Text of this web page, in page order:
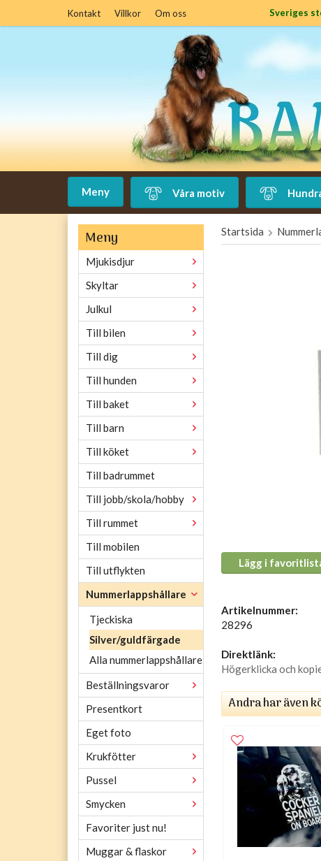
Kontakt Villkor Om oss Sveriges
Meny Våra motiv
Meny
Mjukisdjur
Skyltar
Julkul
Till bilen
Till dig
Till hunden
Till baket
Till barn
Till köket
Till badrummet
Till jobb/skola/hobby
Till rummet
Till mobilen
Till utflykten
Nummerlappshållare
Tjeckiska
Silver/guldfärgade
Alla nummerlappshållare
Beställningsvaror
Presentkort
Eget foto
Krukfötter
Pussel
Smycken
Favoriter just nu!
Muggar & flaskor
Startsida
Lägg i
Artikelnummer:
28296
Direktlänk:
Högerklicka och
Andra har även